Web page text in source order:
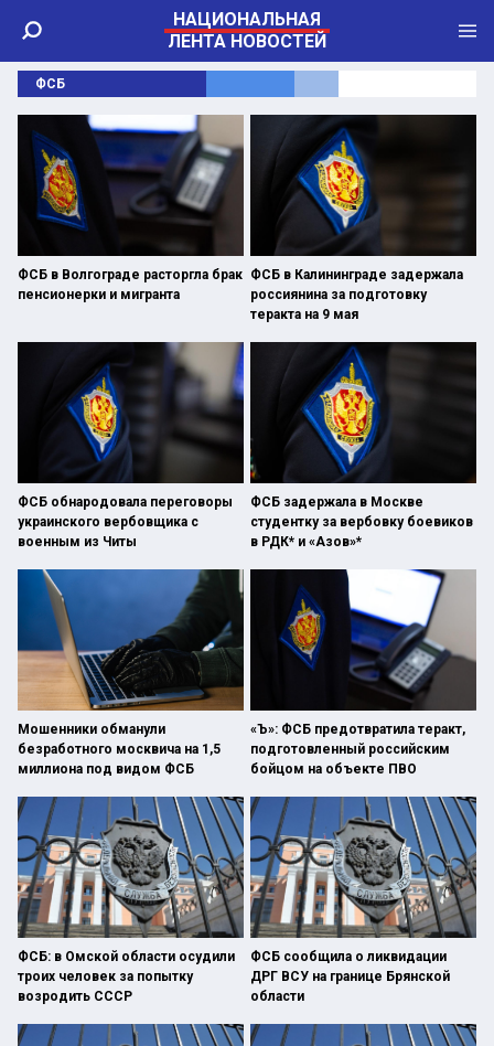
НАЦИОНАЛЬНАЯ
ЛЕНТА НОВОСТЕЙ
ФСБ
ФСБ в Волгограде расторгла брак
пенсионерки и мигранта
ФСБ в Калининграде задержала
россиянина за подготовку
теракта на 9 мая
ФСБ обнародовала переговоры
украинского вербовщика с
военным из Читы
ФСБ задержала в Москве
студентку за вербовку боевиков
в РДК* и «Азов»*
Мошенники обманули
безработного москвича на 1,5
миллиона под видом ФСБ
«Ъ»: ФСБ предотвратила теракт,
подготовленный российским
бойцом на объекте ПВО
ФСБ: в Омской области осудили
троих человек за попытку
возродить СССР
ФСБ сообщила о ликвидации
ДРГ ВСУ на границе Брянской
области